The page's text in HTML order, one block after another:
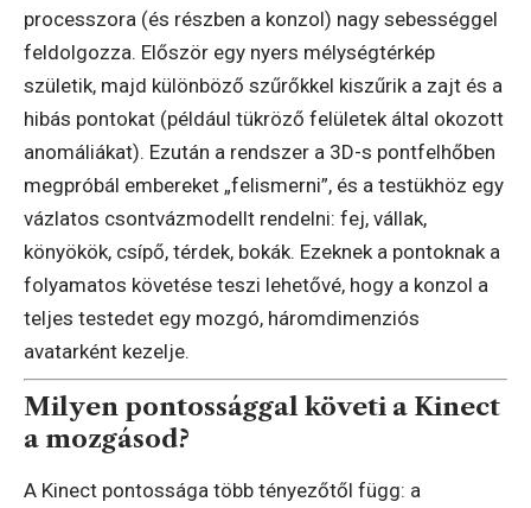
processzora (és részben a konzol) nagy sebességgel
feldolgozza. Először egy nyers mélységtérkép
születik, majd különböző szűrőkkel kiszűrik a zajt és a
hibás pontokat (például tükröző felületek által okozott
anomáliákat). Ezután a rendszer a 3D-s pontfelhőben
megpróbál embereket „felismerni”, és a testükhöz egy
vázlatos csontvázmodellt rendelni: fej, vállak,
könyökök, csípő, térdek, bokák. Ezeknek a pontoknak a
folyamatos követése teszi lehetővé, hogy a konzol a
teljes testedet egy mozgó, háromdimenziós
avatarként kezelje.
Milyen pontossággal követi a Kinect
a mozgásod?
A Kinect pontossága több tényezőtől függ: a